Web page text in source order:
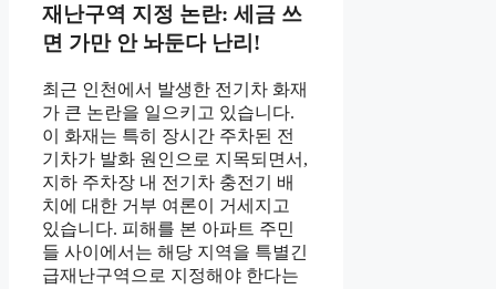
재난구역 지정 논란: 세금 쓰
면 가만 안 놔둔다 난리!
최근 인천에서 발생한 전기차 화재
가 큰 논란을 일으키고 있습니다.
이 화재는 특히 장시간 주차된 전
기차가 발화 원인으로 지목되면서,
지하 주차장 내 전기차 충전기 배
치에 대한 거부 여론이 거세지고
있습니다. 피해를 본 아파트 주민
들 사이에서는 해당 지역을 특별긴
급재난구역으로 지정해야 한다는